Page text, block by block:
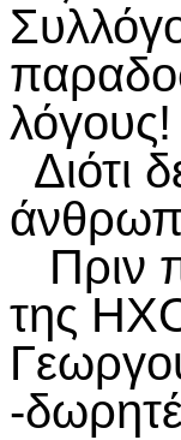
λόγους!
Διότι
Πριν
της
-